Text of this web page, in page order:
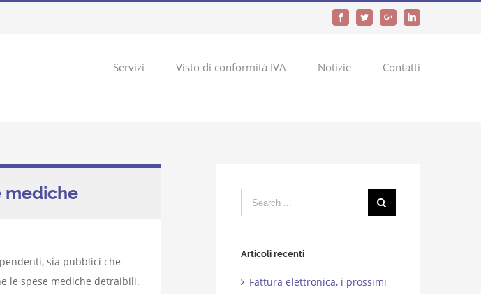
FacebookTwitterGoogle+LinkedIn
Servizi Visto di conformità IVA Notizie Contatti
mediche
sia pubblici che
le spese mediche detraibili.
Search
for:
Articoli recenti
Fattura elettronica, i prossimi